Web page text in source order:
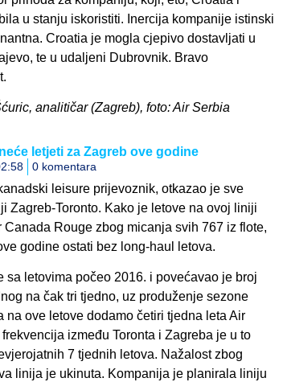
u stanju iskoristiti. Inercija kompanije istinski
Croatia je mogla cjepivo dostavljati u
te u udaljeni Dubrovnik. Bravo
analitičar (Zagreb), foto: Air Serbia
letjeti za Zagreb ove godine
0 komentara
leisure prijevoznik, otkazao je sve
Zagreb-Toronto. Kako je letove na ovoj liniji
Canada Rouge zbog micanja svih 767 iz flote,
godine ostati bez long-haul letova.
sa letovima počeo 2016. i povećavao je broj
na čak tri tjedno, uz produženje sezone
na ove letove dodamo četiri tjedna leta Air
između Toronta i Zagreba je u to
7 tjednih letova. Nažalost zbog
linija je ukinuta. Kompanija je planirala liniju